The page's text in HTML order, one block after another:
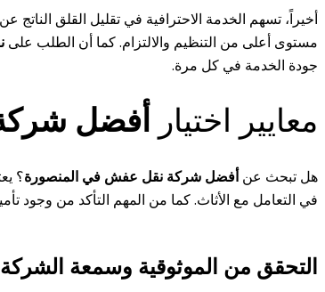
أخيراً، تسهم الخدمة الاحترافية في تقليل القلق
مستوى أعلى من التنظيم والالتزام. كما أن الطلب على
جودة الخدمة في كل مرة.
معايير اختيار أفضل
هل تبحث عنأفضل شركة نقل عفش في المنصورة؟
في التعامل مع الأثاث. كما من المهم التأكد من وجود
التحقق من الموثوقية وسمعة الشركة